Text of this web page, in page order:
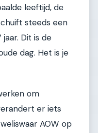
leeftijd, de
steeds een
Dit is de
dag. Het is je
om
er iets
AOW op